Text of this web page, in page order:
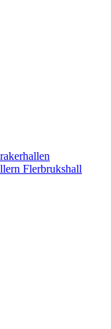
Flerbrukshall